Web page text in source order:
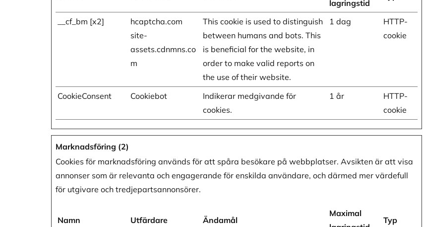
lagringstid
__cf_bm [x2]
hcaptcha.com
site-
assets.cdnmns.co
m
This cookie is used to distinguish
between humans and bots. This
is beneficial for the website, in
order to make valid reports on
the use of their website.
1 dag
HTTP-
cookie
CookieConsent Cookiebot
Indikerar medgivande för
cookies.
1 år
HTTP-
cookie
Marknadsföring (2)
Cookies för marknadsföring används för att spåra besökare på webbplatser. Avsikten är att visa
annonser som är relevanta och engagerande för enskilda användare, och därmed mer värdefull
för utgivare och tredjepartsannonsörer.
Namn Utfärdare Ändamål
Maximal
Typ